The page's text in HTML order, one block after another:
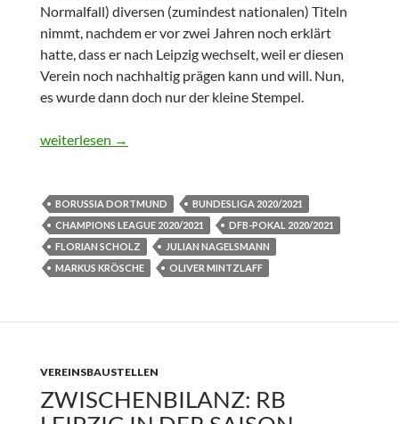
Normalfall) diversen (zumindest nationalen) Titeln
nimmt, nachdem er vor zwei Jahren noch erklärt
hatte, dass er nach Leipzig wechselt, weil er diesen
Verein noch nachhaltig prägen kann und will. Nun,
es wurde dann doch nur der kleine Stempel.
The Unvollendet One
weiterlesen →
BORUSSIA DORTMUND
BUNDESLIGA 2020/2021
CHAMPIONS LEAGUE 2020/2021
DFB-POKAL 2020/2021
FLORIAN SCHOLZ
JULIAN NAGELSMANN
MARKUS KRÖSCHE
OLIVER MINTZLAFF
VEREINSBAUSTELLEN
ZWISCHENBILANZ: RB